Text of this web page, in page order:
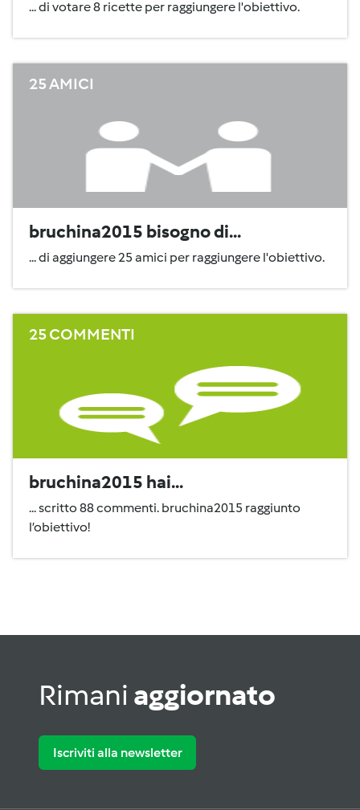
... di votare 8 ricette per raggiungere l'obiettivo.
25 AMICI
bruchina2015 bisogno di...
... di aggiungere 25 amici per raggiungere l'obiettivo.
25 COMMENTI
bruchina2015 hai...
... scritto 88 commenti. bruchina2015 raggiunto
l’obiettivo!
Rimani aggiornato
Iscriviti alla newsletter